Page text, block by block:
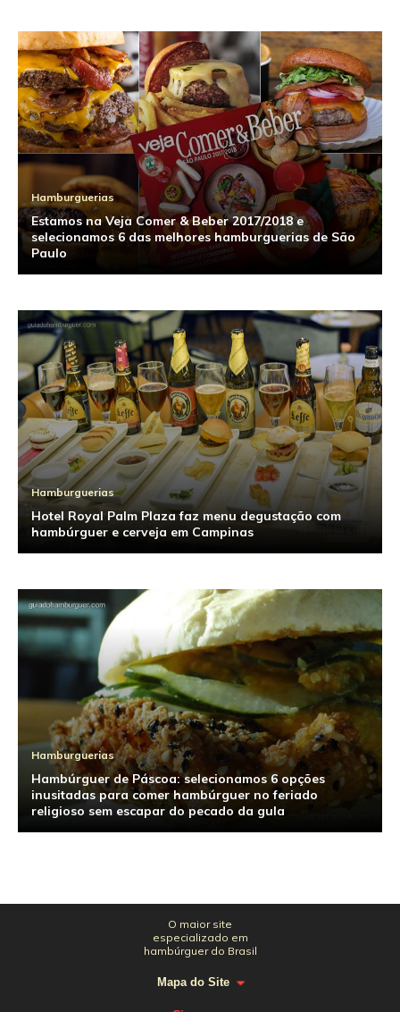
Hamburguerias
Estamos na Veja Comer & Beber 2017/2018 e
selecionamos 6 das melhores hamburguerias de São
Paulo
Hamburguerias
Hotel Royal Palm Plaza faz menu degustação com
hambúrguer e cerveja em Campinas
Hamburguerias
Hambúrguer de Páscoa: selecionamos 6 opções
inusitadas para comer hambúrguer no feriado
religioso sem escapar do pecado da gula
O maior site
especializado em
hambúrguer do Brasil
Mapa do Site